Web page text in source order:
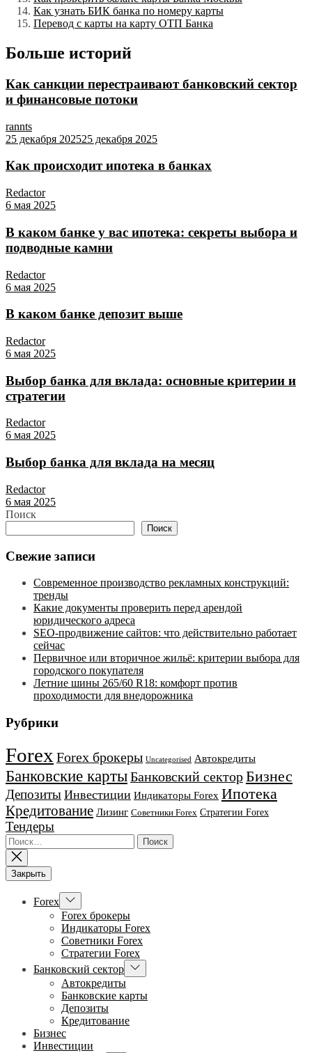
Как узнать БИК банка по номеру карты
Перевод с карты на карту ОТП Банка
Больше историй
Как санкции перестраивают банковский сектор
и финансовые потоки
rannts
25 декабря 202525 декабря 2025
Как происходит ипотека в банках
Redactor
6 мая 2025
В каком банке у вас ипотека: секреты выбора и
подводные камни
Redactor
6 мая 2025
В каком банке депозит выше
Redactor
6 мая 2025
Выбор банка для вклада: основные критерии и
стратегии
Redactor
6 мая 2025
Выбор банка для вклада на месяц
Redactor
6 мая 2025
Поиск
Поиск
Свежие записи
Современное производство рекламных конструкций:
тренды
Какие документы проверить перед арендой
юридического адреса
SEO-продвижение сайтов: что действительно работает
сейчас
Первичное или вторичное жильё: критерии выбора для
городского покупателя
Летние шины 265/60 R18: комфорт против
проходимости для внедорожника
Рубрики
Forex Forex брокеры Uncategorised Автокредиты
Банковские картыБанковский секторБизнес
Депозиты Инвестиции Индикаторы Forex Ипотека
Кредитование Лизинг Советники Forex Стратегии Forex
Тендеры
Найти:
Закрыть
Forex Показывать
подменю
Forex брокеры
Индикаторы Forex
Советники Forex
Стратегии Forex
Банковский сектор Показывать
подменю
Автокредиты
Банковские карты
Депозиты
Кредитование
Бизнес
Инвестиции